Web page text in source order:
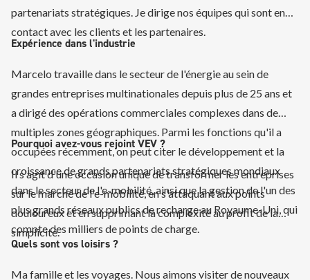
partenariats stratégiques. Je dirige nos équipes qui sont en
contact avec les clients et les partenaires.
Expérience dans l'industrie
Marcelo travaille dans le secteur de l'énergie au sein de
grandes entreprises multinationales depuis plus de 25 ans et
a dirigé des opérations commerciales complexes dans de
multiples zones géographiques. Parmi les fonctions qu'il a
occupées récemment, on peut citer le développement et la
croissance de grands partenariats stratégiques mondiaux
dans le secteur de l'e-mobilité, ainsi que la gestion de l'un des
plus grands réseaux publics de recharge au Royaume-Uni, qui
compte des milliers de points de charge.
Pourquoi avez-vous rejoint VEV ?
Il s'agit d'une occasion unique de transformer les entreprises
sur le marché de l'e-mobilité, en s'attaquant aux points
douloureux et en supprimant la complexité au profit de la
simplicité.
Quels sont vos loisirs ?
Ma famille et les voyages. Nous aimons visiter de nouveaux